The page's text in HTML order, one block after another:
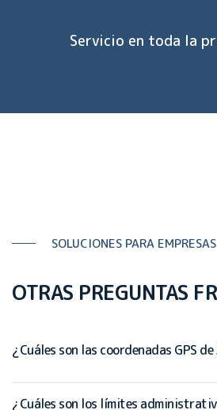
Servicio en toda la
SOLUCIONES PARA
OTRAS PREGUNTAS
¿Cuáles son las coordenadas GPS
¿Cuáles son los límites